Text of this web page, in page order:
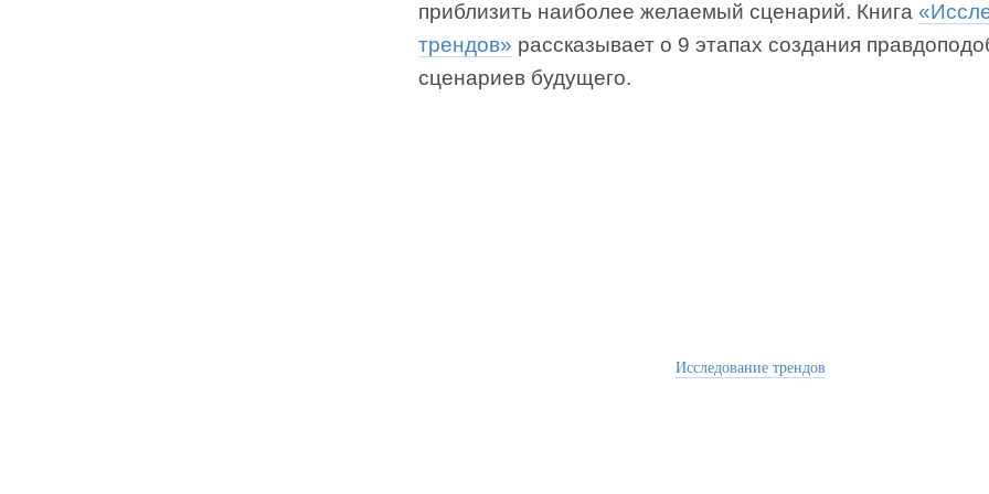
приблизить наиболее желаемый сценарий. Книга
трендов» рассказывает о 9 этапах создания
сценариев будущего.
Исследование трендов